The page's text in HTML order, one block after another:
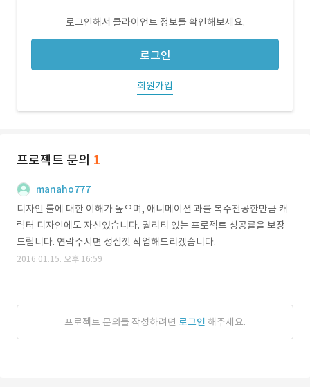
로그인해서 클라이언트 정보를 확인해보세요.
로그인
회원가입
프로젝트 문의 1
manaho777
디자인 툴에 대한 이해가 높으며, 애니메이션 과를 복수전공한만큼 캐
릭터 디자인에도 자신있습니다. 퀄리티 있는 프로젝트 성공률을 보장
드립니다. 연락주시면 성심껏 작업해드리겠습니다.
2016.01.15. 오후 16:59
프로젝트 문의를 작성하려면 로그인 해주세요.